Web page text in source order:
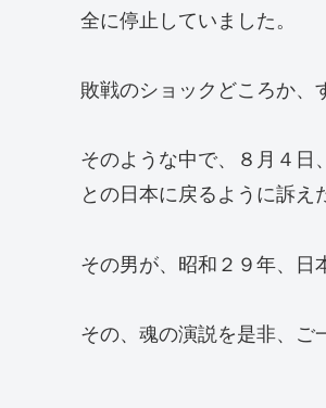
全に停止していました。
敗戦のショックどころか、
そのような中で、８月４日
との日本に戻るように訴え
その男が、昭和２９年、日
その、魂の演説を是非、ご